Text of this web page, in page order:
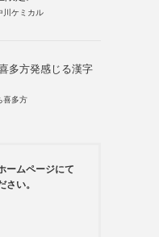
川ケミカル
多方発感じる漢字
喜多方
ームページにて
さい。